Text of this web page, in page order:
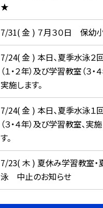
★
7/31( 金 ) ７月３０日 保幼
7/24( 金 ) 本日、夏季水泳２
（１・２年）及び学習教室（３・４
実施します。
7/24( 金 ) 本日、夏季水泳１
（３・４年）及び学習教室、実
す。
7/23( 木 ) 夏休み学習教室・
泳 中止のお知らせ